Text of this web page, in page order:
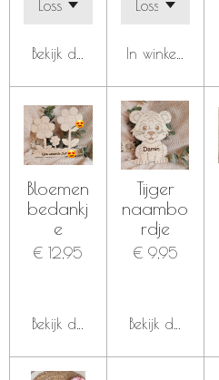
Bekijk details In winkelwagen
Bloemen
bedankj
e
€ 12,95
Bekijk details
Tijger
naambo
rdje
€ 9,95
Bekijk details